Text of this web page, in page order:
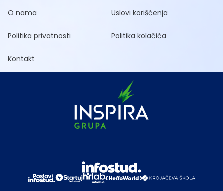
O nama Uslovi korišćenja
Politika privatnosti Politika kolačića
Kontakt